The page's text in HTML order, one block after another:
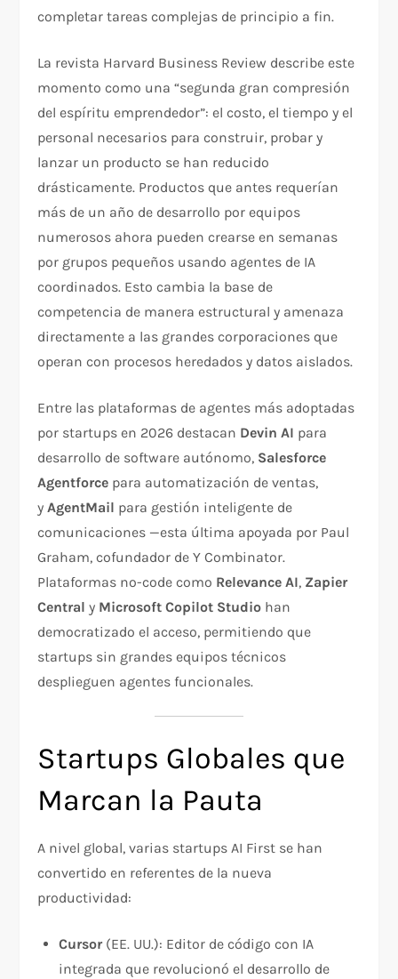
completar tareas complejas de principio a fin.
La revista Harvard Business Review describe este
momento como una “segunda gran compresión
del espíritu emprendedor”: el costo, el tiempo y el
personal necesarios para construir, probar y
lanzar un producto se han reducido
drásticamente. Productos que antes requerían
más de un año de desarrollo por equipos
numerosos ahora pueden crearse en semanas
por grupos pequeños usando agentes de IA
coordinados. Esto cambia la base de
competencia de manera estructural y amenaza
directamente a las grandes corporaciones que
operan con procesos heredados y datos aislados.
Entre las plataformas de agentes más adoptadas
por startups en 2026 destacan Devin AI para
desarrollo de software autónomo, Salesforce
Agentforce para automatización de ventas,
yAgentMail para gestión inteligente de
comunicaciones —esta última apoyada por Paul
Graham, cofundador de Y Combinator.
Plataformas no-code como Relevance AI, Zapier
Central y Microsoft Copilot Studio han
democratizado el acceso, permitiendo que
startups sin grandes equipos técnicos
desplieguen agentes funcionales.
Startups Globales que
Marcan la Pauta
A nivel global, varias startups AI First se han
convertido en referentes de la nueva
productividad:
Cursor(EE. UU.): Editor de código con IA
integrada que revolucionó el desarrollo de